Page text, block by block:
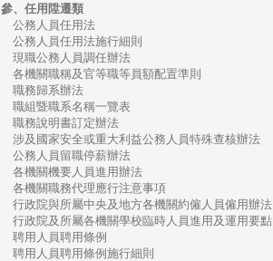
參、任用陞遷類
公務人員任用法
公務人員任用法施行細則
現職公務人員調任辦法
各機關職稱及官等職等員額配置準則
職務歸系辦法
職組暨職系名稱一覽表
職務說明書訂定辦法
涉及國家安全或重大利益公務人員特殊查核辦法
公務人員留職停薪辦法
各機關機要人員進用辦法
各機關職務代理應行注意事項
行政院與所屬中央及地方各機關約僱人員僱用辦法
行政院及所屬各機關學校臨時人員進用及運用要點
聘用人員聘用條例
聘用人員聘用條例施行細則